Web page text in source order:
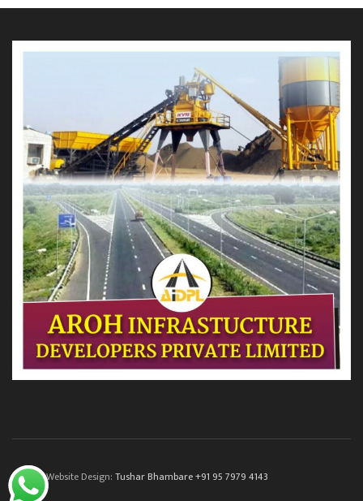
© 2022. Website Design: Tushar Bhambare +91 95 7979 4143